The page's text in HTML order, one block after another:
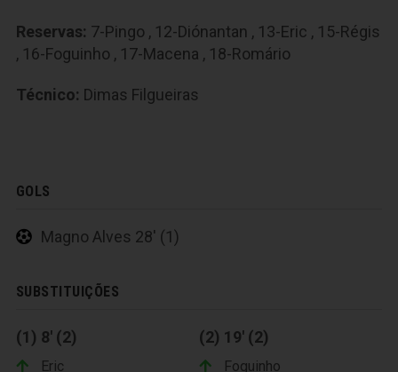
Reservas: 7-Pingo , 12-Diónantan , 13-Eric , 15-Régis
, 16-Foguinho , 17-Macena , 18-Romário
Técnico: Dimas Filgueiras
GOLS
Magno Alves 28' (1)
SUBSTITUIÇÕES
(1) 8' (2)
Eric
(2) 19' (2)
Foguinho